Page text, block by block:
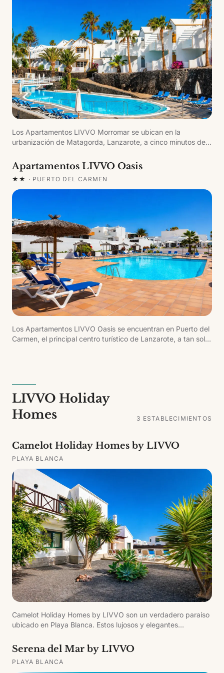
Los Apartamentos LIVVO Morromar se ubican en la
urbanización de Matagorda, Lanzarote, a cinco minutos de
la isla, donde los padres pueden relajarse y los niños
disfrutar del programa de animación.
Apartamentos LIVVO Oasis
★★ · PUERTO DEL CARMEN
Los Apartamentos LIVVO Oasis se encuentran en Puerto del
Carmen, el principal centro turístico de Lanzarote, a tan solo
LIVVO Holiday
Homes
3 ESTABLECIMIENTOS
Camelot Holiday Homes by LIVVO
PLAYA BLANCA
Camelot Holiday Homes by LIVVO son un verdadero paraíso
ubicado en Playa Blanca. Estos lujosos y elegantes
piscina privada climatizable y una terraza impresionante.
Con tres dormitorios y dos baños completos, son ideales
para quienes buscan comodidad y estilo. Cada apartamento
Serena del Mar by LIVVO
PLAYA BLANCA